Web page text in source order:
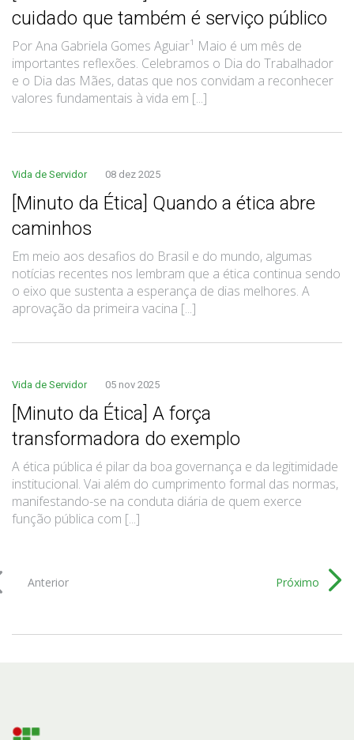
cuidado que também é serviço público
Por Ana Gabriela Gomes Aguiar¹ Maio é um mês de
importantes reflexões. Celebramos o Dia do Trabalhador
e o Dia das Mães, datas que nos convidam a reconhecer
valores fundamentais à vida em [...]
Vida de Servidor 08 dez 2025
[Minuto da Ética] Quando a ética abre
caminhos
Em meio aos desafios do Brasil e do mundo, algumas
notícias recentes nos lembram que a ética continua sendo
o eixo que sustenta a esperança de dias melhores. A
aprovação da primeira vacina [...]
Vida de Servidor 05 nov 2025
[Minuto da Ética] A força
transformadora do exemplo
A ética pública é pilar da boa governança e da legitimidade
institucional. Vai além do cumprimento formal das normas,
manifestando-se na conduta diária de quem exerce
função pública com [...]
Anterior Próximo